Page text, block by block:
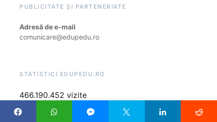
PUBLICITATE ȘI PARTENERIATE
Adresă de e-mail
comunicare@edupedu.ro
STATISTICI EDUPEDU.RO
466.190.452 vizite